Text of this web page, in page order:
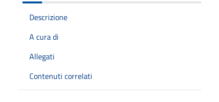
Descrizione
A cura di
Allegati
Contenuti correlati